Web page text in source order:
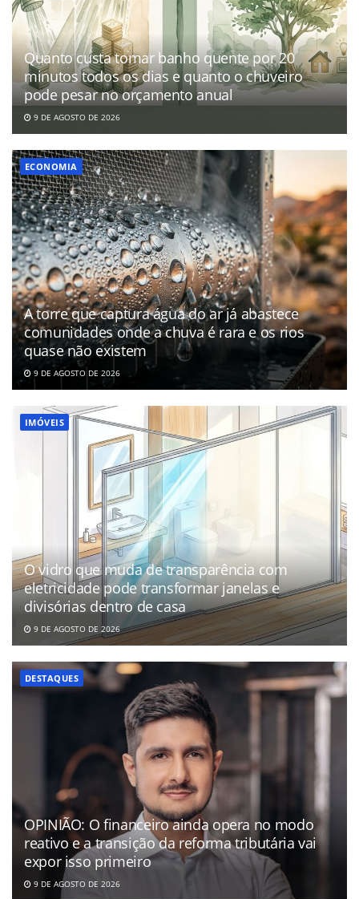
Quanto custa tomar banho quente por 20
minutos todos os dias e quanto o chuveiro
pode pesar no orçamento anual
9 DE AGOSTO DE 2026
ECONOMIA
A torre que captura água do ar já abastece
comunidades onde a chuva é rara e os rios
quase não existem
9 DE AGOSTO DE 2026
IMÓVEIS
O vidro que muda de transparência com
eletricidade pode transformar janelas e
divisórias dentro de casa
9 DE AGOSTO DE 2026
DESTAQUES
OPINIÃO: O financeiro ainda opera no modo
reativo e a transição da reforma tributária vai
expor isso primeiro
9 DE AGOSTO DE 2026